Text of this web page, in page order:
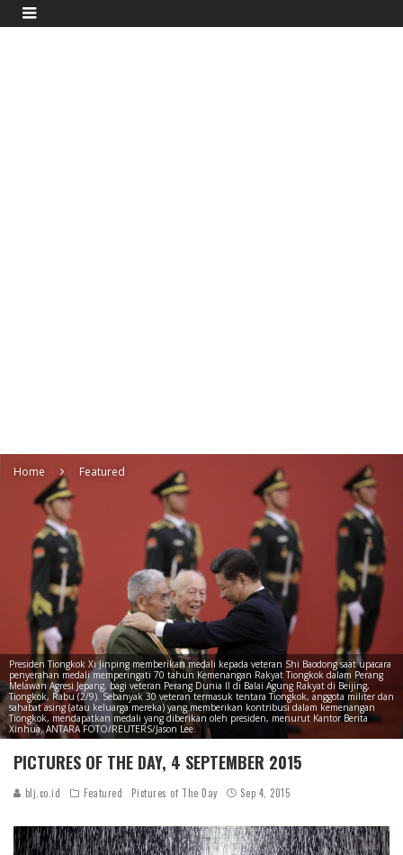
Home Featured
Presiden Tiongkok Xi Jinping memberikan medali kepada veteran Shi Baodong saat upacara
penyerahan medali memperingati 70 tahun Kemenangan Rakyat Tiongkok dalam Perang
Melawan Agresi Jepang, bagi veteran Perang Dunia II di Balai Agung Rakyat di Beijing,
Tiongkok, Rabu (2/9). Sebanyak 30 veteran termasuk tentara Tiongkok, anggota militer dan
sahabat asing (atau keluarga mereka) yang memberikan kontribusi dalam kemenangan
Tiongkok, mendapatkan medali yang diberikan oleh presiden, menurut Kantor Berita
Xinhua. ANTARA FOTO/REUTERS/Jason Lee.
PICTURES OF THE DAY, 4 SEPTEMBER 2015
blj.co.id Featured Pictures of The Day Sep 4, 2015